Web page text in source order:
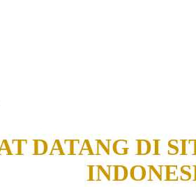
DATANG DI